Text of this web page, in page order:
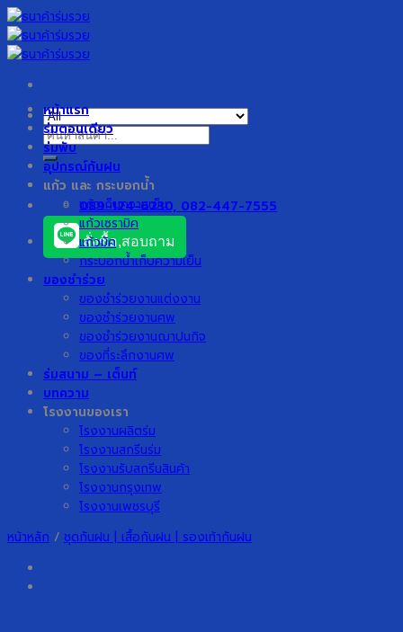
Skip
to
content
ค้นหา:
089-124-6230, 082-447-7555
สั่งซื้อ,สอบถาม
หน้าแรก
ร่มตอนเดียว
ร่มพับ
อุปกรณ์กันฝน
แก้ว และ กระบอกน้ำ
แก้วเก็บความเย็น
แก้วเซรามิค
แก้วมัค
กระบอกน้ำเก็บความเย็น
ของชำร่วย
ของชำร่วยงานแต่งงาน
ของชำร่วยงานศพ
ของชำร่วยงานฌาปนกิจ
ของที่ระลึกงานศพ
ร่มสนาม – เต็นท์
บทความ
โรงงานของเรา
โรงงานผลิตร่ม
โรงงานสกรีนร่ม
โรงงานรับสกรีนสินค้า
โรงงานกรุงเทพ
โรงงานเพชรบุรี
หน้าหลัก / ชุดกันฝน | เสื้อกันฝน | รองเท้ากันฝน